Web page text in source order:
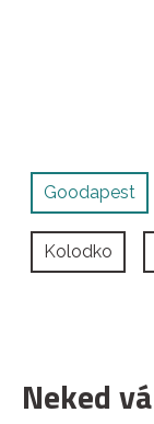
Goodapest
Kolodko
Neked